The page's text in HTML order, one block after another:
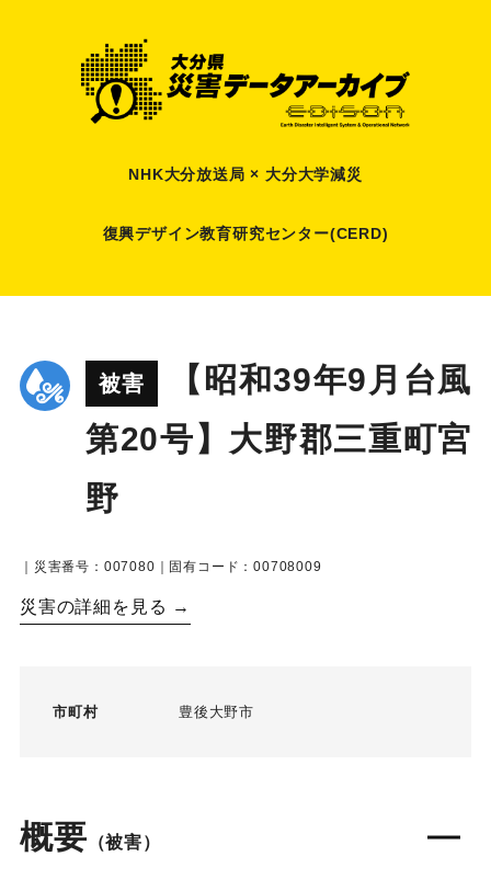
NHK大分放送局 × 大分大学減災
復興デザイン教育研究センター(CERD)
被害
【昭和39年9月台風
第20号】大野郡三重町宮
野
｜災害番号：007080｜固有コード：00708009
災害の詳細を見る →
市町村 豊後大野市
概要 （被害）